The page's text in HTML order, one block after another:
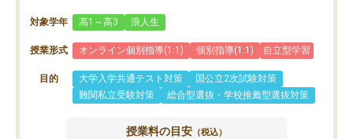
対象学年 高1～高3 浪人生
授業形式 オンライン個別指導(1:1) 個別指導(1:1) 自立型学習
目的 大学入学共通テスト対策
国公立2次試験対策
難関私立受験対策
総合型選抜・学校推薦型選抜対策
授業料の目安 （税込）